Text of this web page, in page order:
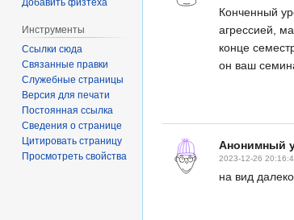
Конченный
агрессией,
конце
он ваш
Анонимный
2023-12-26
на вид
Добавить физтеха
Инструменты
Ссылки сюда
Связанные правки
Служебные страницы
Версия для печати
Постоянная ссылка
Сведения о странице
Цитировать страницу
Просмотреть свойства